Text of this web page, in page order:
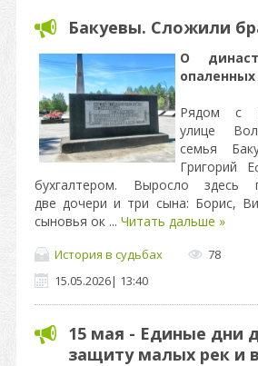
Бакуевы. Сложили
О
Рядом с
улице
семья
Григорий
бухгалтером. Выросло
две дочери и три сына: Борис,
сыновья ок ... Читать дальше »
История в судьбах
78
15.05.2026| 13:40
15 мая - Единые дни
защиту малых рек и